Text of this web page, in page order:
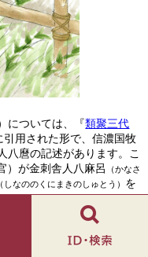
については、『類聚三代
用された形で、信濃国牧
八麿の記述があります。こ
）が金刺舎人八麻呂
（かなさ
（しなののくにまきのしゅとう） を
れ、朝廷に納められていま
は信濃国全体の牧の担当官
場は、伊那郡衙の事務量